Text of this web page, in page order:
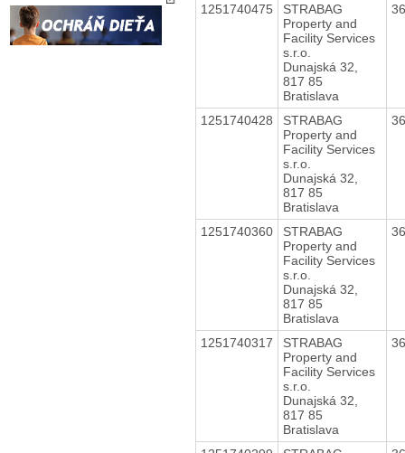
1251740475
STRABAG
Property and
Facility Services
s.r.o.
Dunajská 32,
817 85
Bratislava
1251740428
STRABAG
Property and
Facility Services
s.r.o.
Dunajská 32,
817 85
Bratislava
1251740360
STRABAG
Property and
Facility Services
s.r.o.
Dunajská 32,
817 85
Bratislava
1251740317
STRABAG
Property and
Facility Services
s.r.o.
Dunajská 32,
817 85
Bratislava